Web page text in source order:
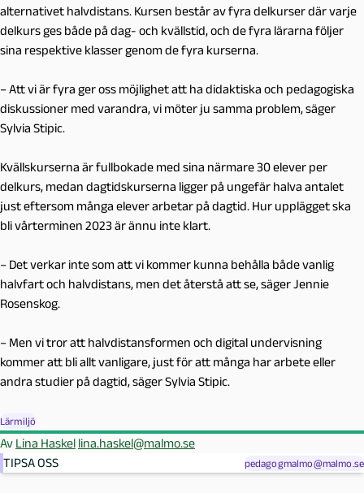
alternativet halvdistans. Kursen består av fyra delkurser där varje
delkurs ges både på dag- och kvällstid, och de fyra lärarna följer
sina respektive klasser genom de fyra kurserna.
–Att vi är fyra ger oss möjlighet att ha didaktiska och pedagogiska
diskussioner med varandra, vi möter ju samma problem, säger
Sylvia Stipic.
Kvällskurserna är fullbokade med sina närmare 30 elever per
delkurs, medan dagtidskurserna ligger på ungefär halva antalet
just eftersom många elever arbetar på dagtid. Hur upplägget ska
bli vårterminen 2023 är ännu inte klart.
– Det verkar inte som att vi kommer kunna behålla både vanlig
halvfart och halvdistans, men det återstå att se, säger Jennie
Rosenskog.
– Men vi tror att halvdistansformen och digital undervisning
kommer att bli allt vanligare, just för att många har arbete eller
andra studier på dagtid, säger Sylvia Stipic.
Lärmiljö
Av Lina Haskel lina.haskel@malmo.se
TIPSA OSS
pedagogmalmo@malmo.se